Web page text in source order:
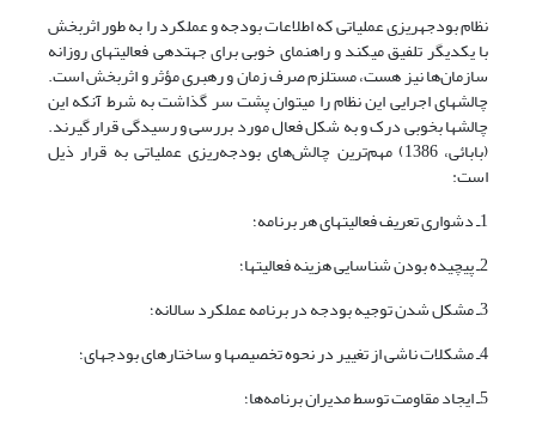
نظام‎ بودجه‎ریزی عملیاتی که اطلاعات بودجه و عملکرد را به طور اثربخش
با یکدیگر تلفیق می‎کند و راهنمای خوبی برای جهت‎دهی فعالیت‎های روزانه
سازمان‌ها نیز هست، مستلزم صرف زمان و رهبری مؤثر و اثربخش است.
چالش‎های اجرایی این نظام را می‎توان پشت ‎سر گذاشت به شرط آنکه این
چالش‎ها بخوبی درک و به شکل فعال مورد بررسی و رسیدگی قرار گیرند.
(بابائی، 1386) مهم‌ترین چالش‌های بودجه‌ریزی عملیاتی به قرار ذیل
است:
1ـ دشواری تعریف فعالیت‎های هر برنامه؛
2ـ پیچیده بودن شناسایی هزینه فعالیت‎ها؛
3ـ مشکل شدن توجیه بودجه در برنامه عملکرد سالانه؛
4ـ مشکلات ناشی از تغییر در نحوه تخصیص‎ها و ساختارهای بودجه‎ای؛
5ـ ایجاد مقاومت توسط مدیران برنامه‌ها؛